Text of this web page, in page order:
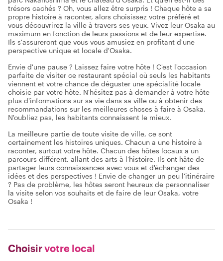
trésors cachés ? Oh, vous allez être surpris ! Chaque hôte a sa
propre histoire à raconter, alors choisissez votre préféré et
vous découvrirez la ville à travers ses yeux. Vivez leur Osaka au
maximum en fonction de leurs passions et de leur expertise.
Ils s'assureront que vous vous amusiez en profitant d'une
perspective unique et locale d'Osaka.
Envie d'une pause ? Laissez faire votre hôte ! C'est l'occasion
parfaite de visiter ce restaurant spécial où seuls les habitants
viennent et votre chance de déguster une spécialité locale
choisie par votre hôte. N'hésitez pas à demander à votre hôte
plus d'informations sur sa vie dans sa ville ou à obtenir des
recommandations sur les meilleures choses à faire à Osaka.
N'oubliez pas, les habitants connaissent le mieux.
La meilleure partie de toute visite de ville, ce sont
certainement les histoires uniques. Chacun a une histoire à
raconter, surtout votre hôte. Chacun des hôtes locaux a un
parcours différent, allant des arts à l'histoire. Ils ont hâte de
partager leurs connaissances avec vous et d'échanger des
idées et des perspectives ! Envie de changer un peu l'itinéraire
? Pas de problème, les hôtes seront heureux de personnaliser
la visite selon vos souhaits et de faire de leur Osaka, votre
Osaka !
Choisirvotre local